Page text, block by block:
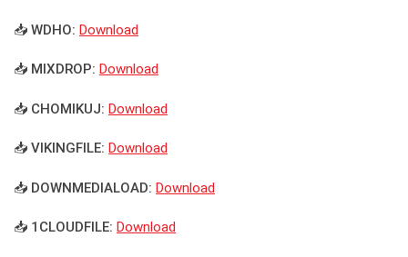
📥 WDHO: Download
📥 MIXDROP: Download
📥 CHOMIKUJ: Download
📥 VIKINGFILE: Download
📥 DOWNMEDIALOAD: Download
📥 1CLOUDFILE: Download